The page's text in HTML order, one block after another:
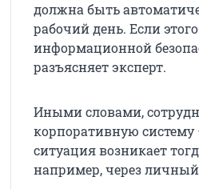
должна быть
рабочий день. Если
информационной
разъясняет эксперт.
Иными словами,
корпоративную систему
ситуация возникает
например, через личный